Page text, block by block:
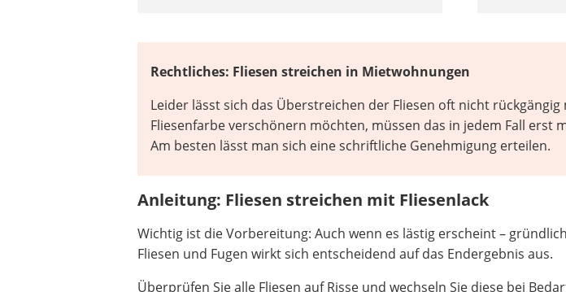
Rechtliches: Fliesen streichen in Mietwohnungen
Leider lässt sich das Überstreichen der Fliesen oft nicht
Fliesenfarbe verschönern möchten, müssen das in jedem Fall erst
Am besten lässt man sich eine schriftliche Genehmigung erteilen.
Anleitung: Fliesen streichen mit Fliesenlack
Wichtig ist die Vorbereitung: Auch wenn es lästig erscheint –
Fliesen und Fugen wirkt sich entscheidend auf das Endergebnis aus.
Überprüfen Sie alle Fliesen auf Risse und wechseln Sie diese bei